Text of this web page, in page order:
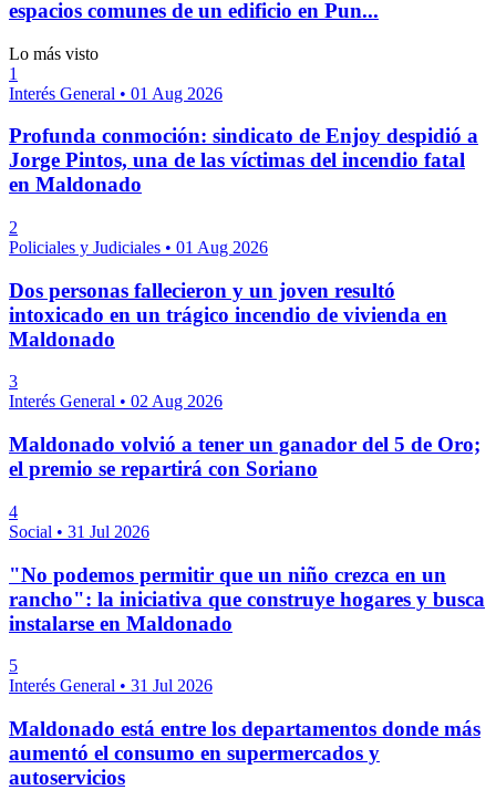
espacios comunes de un edificio en Pun...
Lo más visto
1
Interés General • 01 Aug 2026
Profunda conmoción: sindicato de Enjoy despidió a
Jorge Pintos, una de las víctimas del incendio fatal
en Maldonado
2
Policiales y Judiciales • 01 Aug 2026
Dos personas fallecieron y un joven resultó
intoxicado en un trágico incendio de vivienda en
Maldonado
3
Interés General • 02 Aug 2026
Maldonado volvió a tener un ganador del 5 de Oro;
el premio se repartirá con Soriano
4
Social • 31 Jul 2026
"No podemos permitir que un niño crezca en un
rancho": la iniciativa que construye hogares y busca
instalarse en Maldonado
5
Interés General • 31 Jul 2026
Maldonado está entre los departamentos donde más
aumentó el consumo en supermercados y
autoservicios